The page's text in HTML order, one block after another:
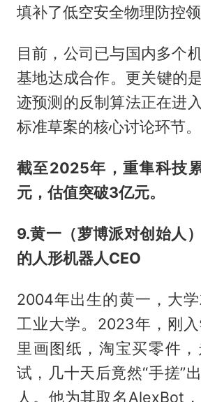
填补了低空安全物理防控领
目前，公司已与国内多个
基地达成合作。更关键的
迹预测的反制算法正在进
标准草案的核心讨论环节。
截至2025年，重隼科技
元，估值突破3亿元。
9.黄一（萝博派对创始人
的人形机器人CEO
2004年出生的黄一，大
工业大学。2023年，刚
里画图纸，淘宝买零件
试，几十天后竟然“手搓”
人。他为其取名AlexBot